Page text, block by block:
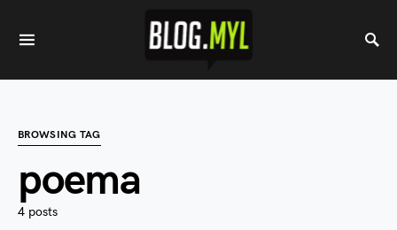
BROWSING TAG
poema
4 posts